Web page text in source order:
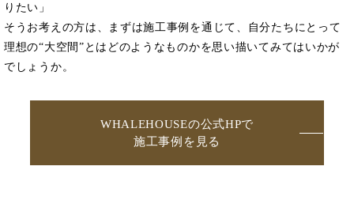
りたい」
そうお考えの方は、まずは施工事例を通じて、自分たちにとって
理想の“大空間”とはどのようなものかを思い描いてみてはいかが
でしょうか。
WHALEHOUSEの公式HPで
施工事例を見る